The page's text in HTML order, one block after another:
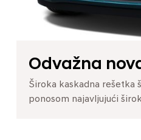
Odvažna
Široka kaskadna rešetka
ponosom najavljujući